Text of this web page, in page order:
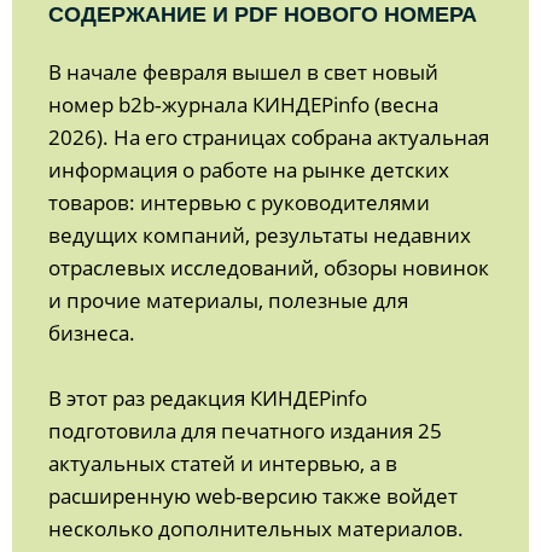
СОДЕРЖАНИЕ И PDF НОВОГО НОМЕРА
В начале февраля вышел в свет новый
номер b2b‑журнала КИНДЕРinfo (весна
2026). На его страницах собрана актуальная
информация о работе на рынке детских
товаров: интервью с руководителями
ведущих компаний, результаты недавних
отраслевых исследований, обзоры новинок
и прочие материалы, полезные для
бизнеса.
В этот раз редакция КИНДЕРinfo
подготовила для печатного издания 25
актуальных статей и интервью, а в
расширенную web-версию также войдет
несколько дополнительных материалов.